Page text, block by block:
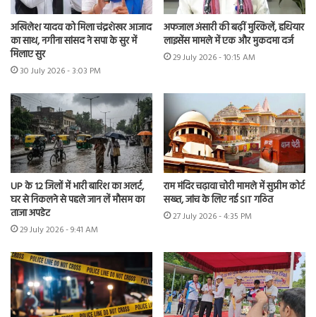
अखिलेश यादव को मिला चंद्रशेखर आजाद
का साथ, नगीना सांसद ने सपा के सुर में
मिलाए सुर
30 July 2026 - 3:03 PM
अफजाल अंसारी की बढ़ीं मुश्किलें, हथियार
लाइसेंस मामले में एक और मुकदमा दर्ज
29 July 2026 - 10:15 AM
UP के 12 जिलों में भारी बारिश का अलर्ट,
घर से निकलने से पहले जान लें मौसम का
ताजा अपडेट
29 July 2026 - 9:41 AM
राम मंदिर चढ़ावा चोरी मामले में सुप्रीम कोर्ट
सख्त, जांच के लिए नई SIT गठित
27 July 2026 - 4:35 PM